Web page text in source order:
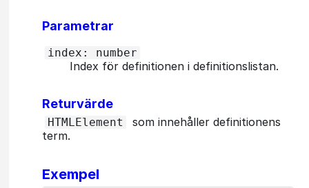
Parametrar
index: number
Index för definitionen i definitionslistan.
Returvärde
HTMLElement
som innehåller definitionens
term.
Exempel